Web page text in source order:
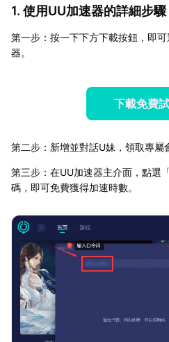
1. 使用UU加速器的詳細步驟
第一步：按一下下方下載按鈕，即
器。
下載免費
第二步：新增並對話U妹，領取專屬
第三步：在UU加速器主介面，點選
碼，即可免費獲得加速時數。